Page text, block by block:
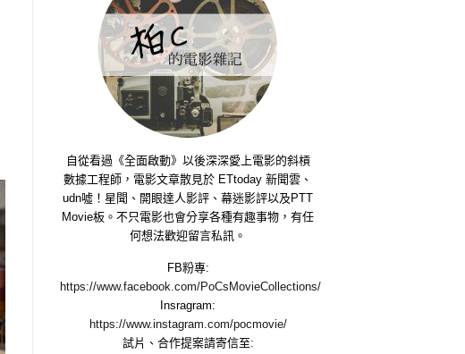
自從看過《全面啟動》以後深深愛上電影的斜槓
數據工程師，電影文章散見於 ETtoday 新聞雲、
udn噓！星聞、開眼達人影評、幕迷影評以及PTT
Movie板。不只電影也會分享各種有趣事物，有任
何想法歡迎留言私訊。
FB粉專:
https://www.facebook.com/PoCsMovieCollections/
Insragram:
https://www.instagram.com/pocmovie/
試片、合作提案請寄信至: